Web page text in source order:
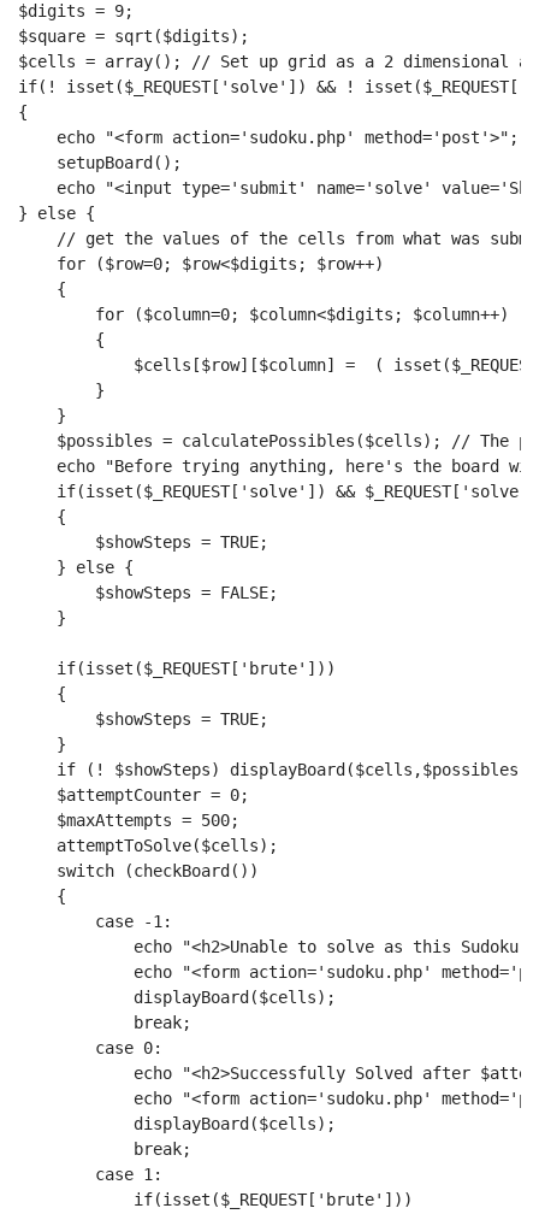
$digits = 9;
$square = sqrt($digits);
$cells = array(); // Set up grid as a 2 dimensional
if(! isset($_REQUEST['solve']) && !
{
echo "<form action='sudoku.php' method='post'>";
setupBoard();
echo "<input type='submit' name='solve'
} else {
// get the values of the cells from what was
for ($row=0; $row<$digits; $row++)
{
for ($column=0; $column<$digits; $column++)
{
$cells[$row][$column] =  (
}
}
$possibles = calculatePossibles($cells); // The
echo "Before trying anything, here's the board
if(isset($_REQUEST['solve']) && $_REQUEST['solve']
{
$showSteps = TRUE;
} else {
$showSteps = FALSE;
}
if(isset($_REQUEST['brute']))
{
$showSteps = TRUE;
}
if (! $showSteps) displayBoard($cells,$possibles);
$attemptCounter = 0;
$maxAttempts = 500;
attemptToSolve($cells);
switch (checkBoard())
{
case -1:
echo "<h2>Unable to solve as this Sudoku
echo "<form action='sudoku.php'
displayBoard($cells);
break;
case 0:
echo "<h2>Successfully Solved after
echo "<form action='sudoku.php'
displayBoard($cells);
break;
case 1:
if(isset($_REQUEST['brute']))